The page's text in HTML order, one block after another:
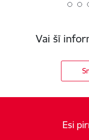
Vai šī
Esi